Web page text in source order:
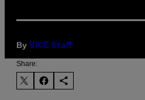
By VICE Staff
Share: